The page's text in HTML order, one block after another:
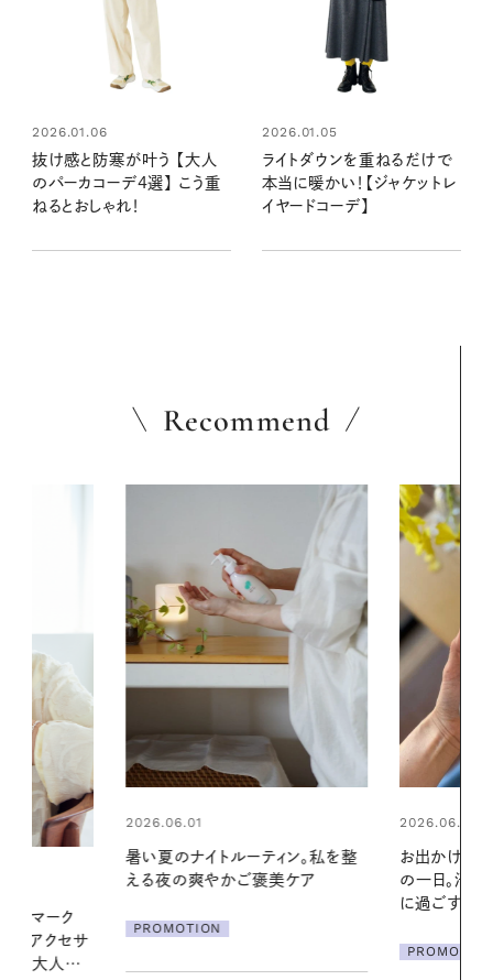
2026.01.06
抜け感と防寒が叶う 【大人
のパーカコーデ4選】 こう重
ねるとおしゃれ！
2026.01.05
ライトダウンを重ねるだけで
本当に暖かい！【ジャケットレ
イヤードコーデ】
Recommend
2026.06.01
お出かけ前のひと手間で変わる、夏
の一日。汗ばむ季節を「ごきげん」
2026.06.01
真夏に向け
やりジェルと
地よくうるお